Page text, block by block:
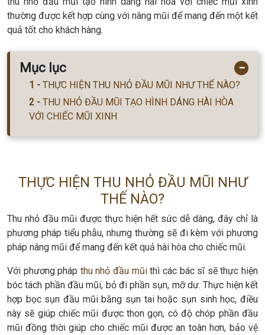
thường được kết hợp cùng với nâng mũi để mang đến một kết
quả tốt cho khách hàng.
Mục lục −
THỰC HIỆN THU NHỎ ĐẦU MŨI NHƯ THẾ NÀO?
THU NHỎ ĐẦU MŨI TẠO HÌNH DÁNG HÀI HÒA
VỚI CHIẾC MŨI XINH
THỰC HIỆN THU NHỎ ĐẦU MŨI NHƯ
THẾ NÀO?
Thu nhỏ đầu mũi được thực hiện hết sức dễ dàng, đây chỉ là
phương pháp tiểu phẫu, nhưng thường sẽ đi kèm với phương
pháp nâng mũi để mang đến kết quả hài hòa cho chiếc mũi.
Với phương pháp thu nhỏ đầu mũithì các bác sĩ sẽ thực hiện
bóc tách phần đầu mũi, bỏ đi phần sụn, mỡ dư. Thực hiện kết
hợp bọc sụn đầu mũi bằng sụn tai hoặc sụn sinh học, điều
này sẽ giúp chiếc mũi được thon gọn, có độ chóp phần đầu
mũi đồng thời giúp cho chiếc mũi được an toàn hơn, bảo vệ